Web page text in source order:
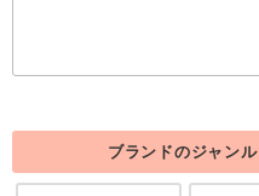
ブランドのジャンル